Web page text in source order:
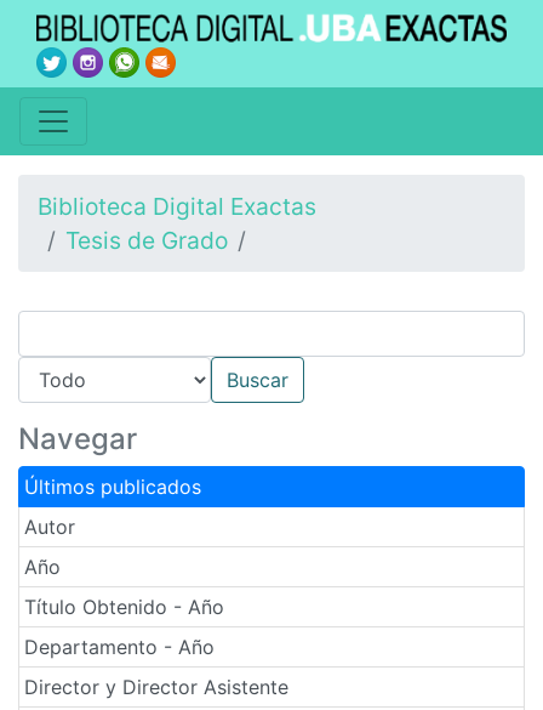
Biblioteca Digital Exactas
Tesis de Grado
Navegar
Últimos publicados
Autor
Año
Título Obtenido - Año
Departamento - Año
Director y Director Asistente